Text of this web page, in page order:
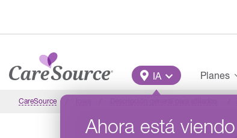
Main Menu
IA
Ahora está viendo
Planes
CareSource